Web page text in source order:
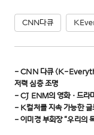
CNN다큐
- CNN 다큐 <K-
저력 심층 조명
- CJ ENM의 영화·드라
- K컬처를 지속 가능한 글
- 이미경 부회장 “우리의